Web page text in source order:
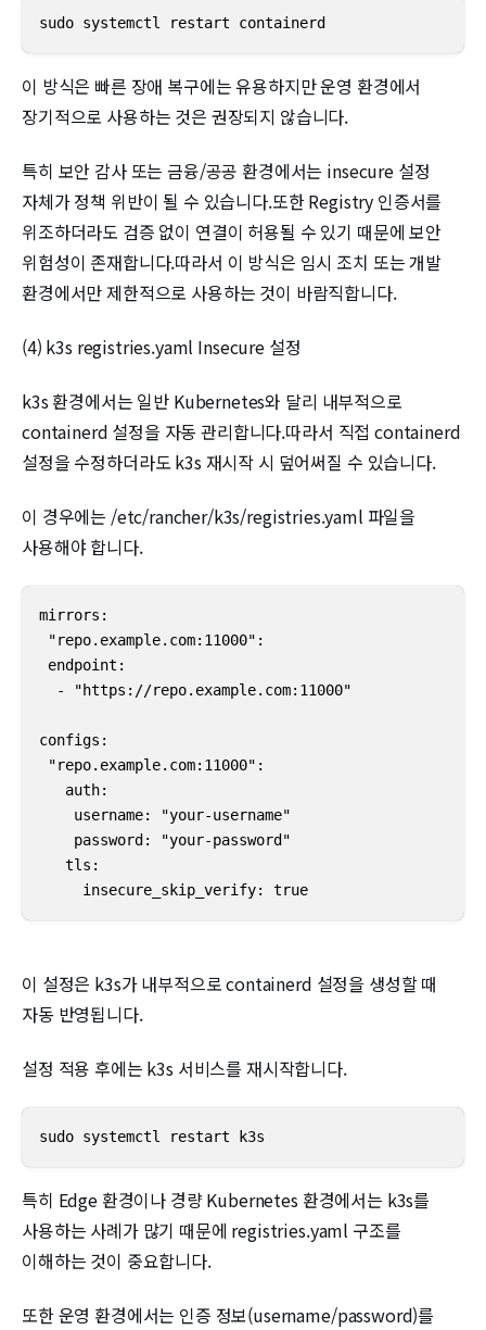
sudo systemctl restart containerd
이 방식은 빠른 장애 복구에는 유용하지만 운영 환경에서
장기적으로 사용하는 것은 권장되지 않습니다.
특히 보안 감사 또는 금융/공공 환경에서는 insecure 설정
자체가 정책 위반이 될 수 있습니다.또한 Registry 인증서를
위조하더라도 검증 없이 연결이 허용될 수 있기 때문에 보안
위험성이 존재합니다.따라서 이 방식은 임시 조치 또는 개발
환경에서만 제한적으로 사용하는 것이 바람직합니다.
(4) k3s registries.yaml Insecure 설정
k3s 환경에서는 일반 Kubernetes와 달리 내부적으로
containerd 설정을 자동 관리합니다.따라서 직접 containerd
설정을 수정하더라도 k3s 재시작 시 덮어써질 수 있습니다.
이 경우에는 /etc/rancher/k3s/registries.yaml 파일을
사용해야 합니다.
mirrors:
"repo.example.com:11000":
endpoint:
  - "https://repo.example.com:11000"
configs:
"repo.example.com:11000":
   auth:
    username: "your-username"
    password: "your-password"
   tls:
     insecure_skip_verify: true
이 설정은 k3s가 내부적으로 containerd 설정을 생성할 때
자동 반영됩니다.
설정 적용 후에는 k3s 서비스를 재시작합니다.
sudo systemctl restart k3s
특히 Edge 환경이나 경량 Kubernetes 환경에서는 k3s를
사용하는 사례가 많기 때문에 registries.yaml 구조를
이해하는 것이 중요합니다.
또한 운영 환경에서는 인증 정보(username/password)를